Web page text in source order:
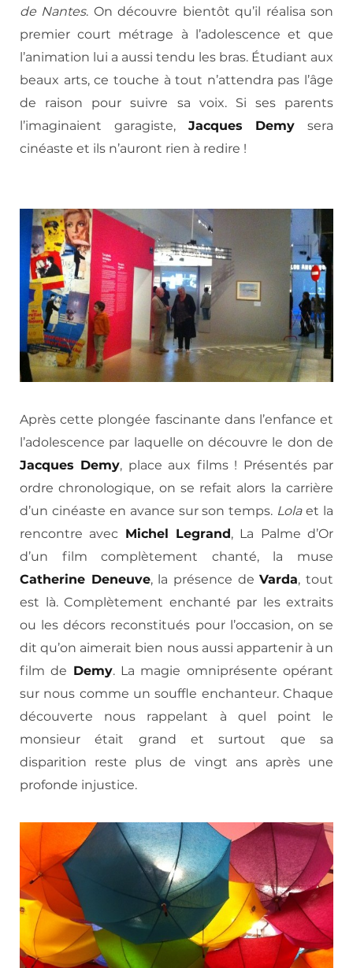
de Nantes. On découvre bientôt qu’il réalisa son
premier court métrage à l’adolescence et que
l’animation lui a aussi tendu les bras. Étudiant aux
beaux arts, ce touche à tout n’attendra pas l’âge
de raison pour suivre sa voix. Si ses parents
l’imaginaient garagiste, Jacques Demy sera
cinéaste et ils n’auront rien à redire !
Après cette plongée fascinante dans l’enfance et
l’adolescence par laquelle on découvre le don de
Jacques Demy, place aux films ! Présentés par
ordre chronologique, on se refait alors la carrière
d’un cinéaste en avance sur son temps. Lolaet la
rencontre avec Michel Legrand, La Palme d’Or
d’un film complètement chanté, la muse
Catherine Deneuve, la présence deVarda, tout
est là. Complètement enchanté par les extraits
ou les décors reconstitués pour l’occasion, on se
dit qu’on aimerait bien nous aussi appartenir à un
film de Demy. La magie omniprésente opérant
sur nous comme un souffle enchanteur. Chaque
découverte nous rappelant à quel point le
monsieur était grand et surtout que sa
disparition reste plus de vingt ans après une
profonde injustice.